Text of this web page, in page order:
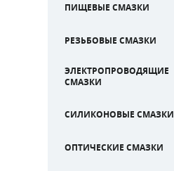
ПИЩЕВЫЕ СМАЗКИ
РЕЗЬБОВЫЕ СМАЗКИ
ЭЛЕКТРОПРОВОДЯЩИЕ
СМАЗКИ
СИЛИКОНОВЫЕ СМАЗКИ
ОПТИЧЕСКИЕ СМАЗКИ